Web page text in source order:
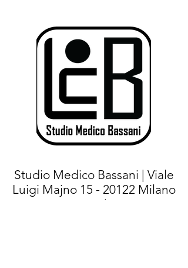
Studio Medico Bassani | Viale
Luigi Majno 15 - 20122 Milano
(MI) |